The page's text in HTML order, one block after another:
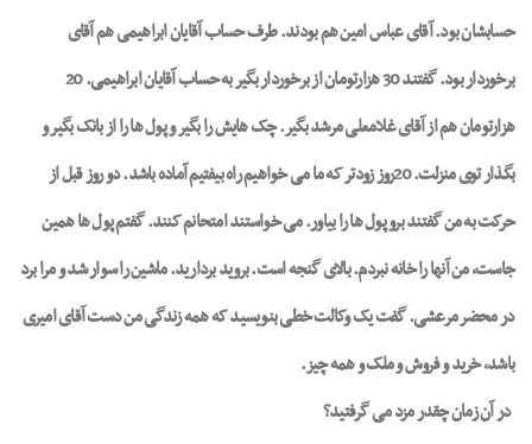
حسابشان بود. آقای عباس امین هم بودند. طرف حساب آقایان ابراهیمی هم آقای
برخوردار بود. گفتند 30 هزارتومان از برخوردار بگیر به حساب آقایان ابراهیمی. 20
هزارتومان هم از آقای غلامعلی مرشد بگیر. چک هایش را بگیر و پول ها را از بانک بگیر و
بگذار توی منزلت. 20روز زودتر که ما می خواهیم راه بیفتیم آماده باشد. دو روز قبل از
حرکت به من گفتند برو پول ها را بیاور. می خواستند امتحانم کنند. گفتم پول ها همین
جاست، من آنها را خانه نبردم. بالای گنجه است. بروید بردارید. ماشین را سوار شد و مرا برد
در محضر مرعشی. گفت یک وکالت خطی بنویسید که همه زندگی من دست آقای امیری
باشد، خرید و فروش و ملک و همه چیز.
در آن زمان چقدر مزد می گرفتید؟